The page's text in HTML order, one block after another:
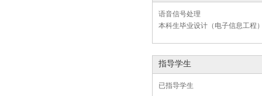
语音信号处理
本科生毕业设计（电子信息工程
指导学生
已指导学生